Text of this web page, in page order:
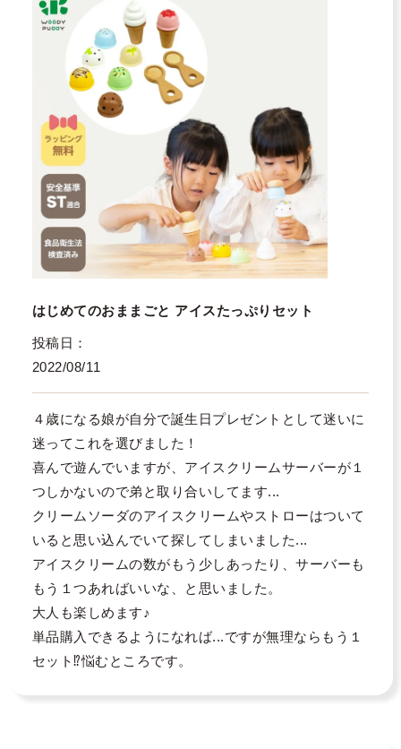
はじめてのおままごと アイスたっぷりセット
投稿日
2022/08/11
４歳になる娘が自分で誕生日プレゼントとして迷いに
迷ってこれを選びました！
喜んで遊んでいますが、アイスクリームサーバーが１
つしかないので弟と取り合いしてます...
クリームソーダのアイスクリームやストローはついて
いると思い込んでいて探してしまいました...
アイスクリームの数がもう少しあったり、サーバーも
もう１つあればいいな、と思いました。
大人も楽しめます♪
単品購入できるようになれば...ですが無理ならもう１
セット⁉️悩むところです。